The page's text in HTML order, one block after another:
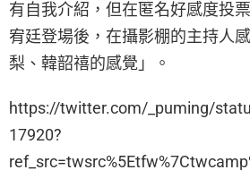
有自我介紹，但在匿名好感度投
宥廷登場後，在攝影棚的主持人
梨、韓韶禧的感覺」。
https://twitter.com/_puming/
17920?